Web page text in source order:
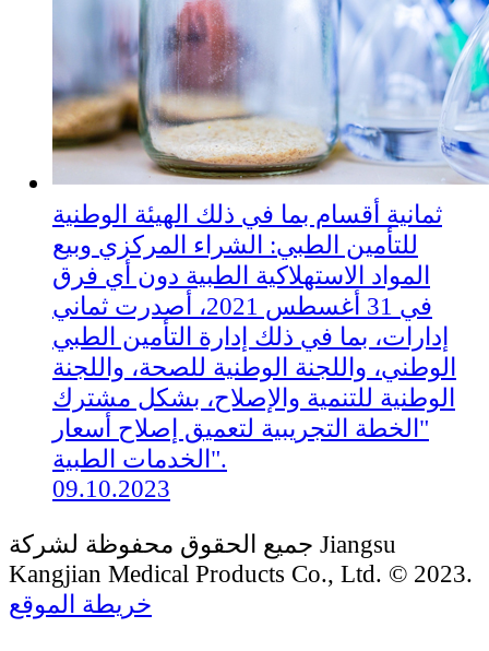
ثمانية أقسام بما في ذلك الهيئة الوطنية
للتأمين الطبي: الشراء المركزي وبيع
المواد الاستهلاكية الطبية دون أي فرق
في 31 أغسطس 2021، أصدرت ثماني
إدارات، بما في ذلك إدارة التأمين الطبي
الوطني، واللجنة الوطنية للصحة، واللجنة
الوطنية للتنمية والإصلاح، بشكل مشترك
"الخطة التجريبية لتعميق إصلاح أسعار
الخدمات الطبية".
09.10.2023
جميع الحقوق محفوظة لشركة Jiangsu
Kangjian Medical Products Co., Ltd. © 2023.
خريطة الموقع